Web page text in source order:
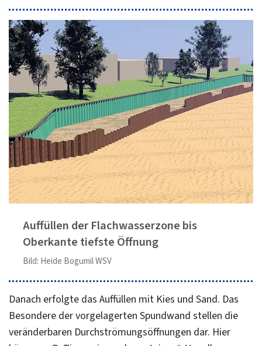
Auffüllen der Flachwasserzone bis
Oberkante tiefste Öffnung
Bild: Heide Bogumil WSV
Danach erfolgte das Auffüllen mit Kies und Sand. Das
Besondere der vorgelagerten Spundwand stellen die
veränderbaren Durchströmungsöffnungen dar. Hier